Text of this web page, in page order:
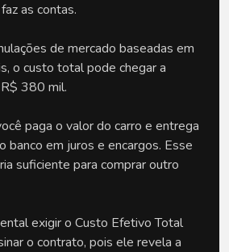
as contas.
de mercado baseadas em
o custo total pode chegar a
380 mil.
paga o valor do carro e entrega
banco em juros e encargos. Esse
suficiente para comprar outro
exigir o Custo Efetivo Total
o contrato, pois ele revela a